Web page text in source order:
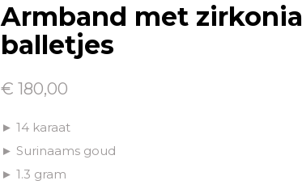
Armband met zirkonia
balletjes
€ 180,00
► 14 karaat
► Surinaams goud
► 1.3 gram